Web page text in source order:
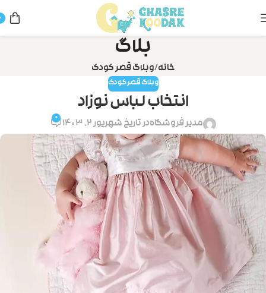
بلاگ
خانه وبلاگ قصر کودک
وبلاگ قصر کودک
انتخاب لباس نوزاد
مدیر فروشگاهدر تاریخ شهریور ۲, ۱۴۰۳
۰